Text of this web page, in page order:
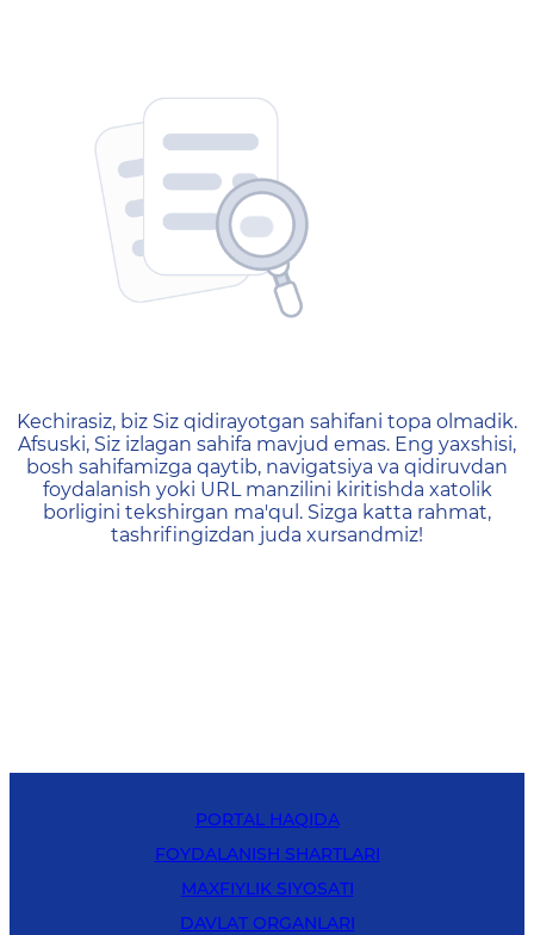
404 — Страница не
Kechirasiz, biz Siz qidirayotgan sahifani topa olmadik.
Afsuski, Siz izlagan sahifa mavjud emas. Eng yaxshisi,
bosh sahifamizga qaytib, navigatsiya va qidiruvdan
foydalanish yoki URL manzilini kiritishda xatolik
borligini tekshirgan ma'qul. Sizga katta rahmat,
tashrifingizdan juda xursandmiz!
PORTAL HAQIDA
FOYDALANISH SHARTLARI
MAXFIYLIK SIYOSATI
DAVLAT ORGANLARI